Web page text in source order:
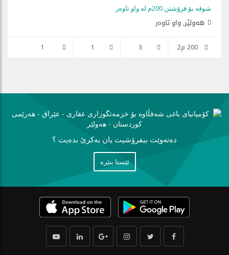
شوقە بۆ فرۆشتن 200م لە واو تاوەر
هه‌ولێر, واو تاوەر
200 م2 3
1
1
دەتەوێت بیفرۆشیت یان بەكرێ بدەیت ؟
ئێستا بنێره‌